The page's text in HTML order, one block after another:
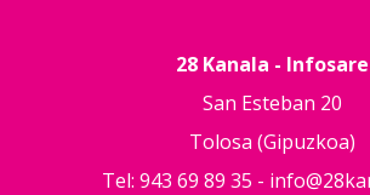
28 Kanala - Infosare
San Esteban 20
Tolosa (Gipuzkoa)
Tel: 943 69 89 35 -